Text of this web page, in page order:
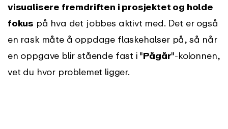
visualisere fremdriften i prosjektet og holde
fokus på hva det jobbes aktivt med. Det er også
en rask måte å oppdage flaskehalser på, så når
en oppgave blir stående fast i "Pågår"-kolonnen,
vet du hvor problemet ligger.